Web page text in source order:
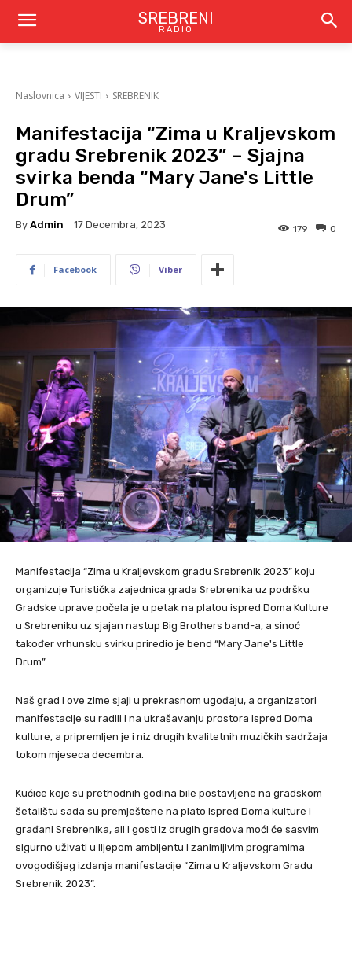
SREBRENI
RADIO
Naslovnica VIJESTI SREBRENIK
Manifestacija “Zima u Kraljevskom
gradu Srebrenik 2023” – Sjajna
svirka benda “Mary Jane's Little
Drum”
By Admin 17 Decembra, 2023 0
179
Facebook Viber
Manifestacija “Zima u Kraljevskom gradu Srebrenik 2023” koju
organizuje Turistička zajednica grada Srebrenika uz podršku
Gradske uprave počela je u petak na platou ispred Doma Kulture
u Srebreniku uz sjajan nastup Big Brothers band-a, a sinoć
također vrhunsku svirku priredio je bend “Mary Jane's Little
Drum”.
Naš grad i ove zime sjaji u prekrasnom ugođaju, a organizatori
manifestacije su radili i na ukrašavanju prostora ispred Doma
kulture, a pripremljen je i niz drugih kvalitetnih muzičkih sadržaja
tokom mjeseca decembra.
Kućice koje su prethodnih godina bile postavljene na gradskom
šetalištu sada su premještene na plato ispred Doma kulture i
građani Srebrenika, ali i gosti iz drugih gradova moći će sasvim
sigurno uživati u lijepom ambijentu i zanimljivim programima
ovogodišjeg izdanja manifestacije “Zima u Kraljevskom Gradu
Srebrenik 2023”.